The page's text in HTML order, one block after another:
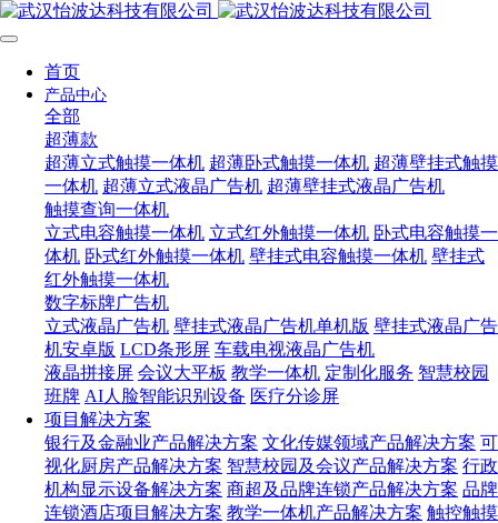
首页
产品中心
全部
超薄款
超薄立式触摸一体机 超薄卧式触摸一体机 超薄壁挂式触摸
一体机 超薄立式液晶广告机 超薄壁挂式液晶广告机
触摸查询一体机
立式电容触摸一体机 立式红外触摸一体机 卧式电容触摸一
体机 卧式红外触摸一体机 壁挂式电容触摸一体机 壁挂式
红外触摸一体机
数字标牌广告机
立式液晶广告机 壁挂式液晶广告机单机版 壁挂式液晶广告
机安卓版 LCD条形屏 车载电视液晶广告机
液晶拼接屏 会议大平板 教学一体机 定制化服务 智慧校园
班牌 AI人脸智能识别设备 医疗分诊屏
项目解决方案
银行及金融业产品解决方案 文化传媒领域产品解决方案 可
视化厨房产品解决方案 智慧校园及会议产品解决方案 行政
机构显示设备解决方案 商超及品牌连锁产品解决方案 品牌
连锁酒店项目解决方案 教学一体机产品解决方案 触控触摸